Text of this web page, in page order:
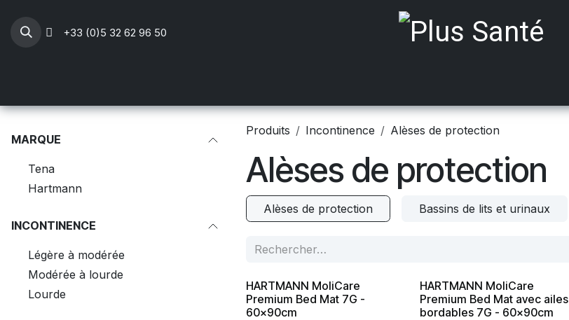
+33 (0)5 32 62 96 50
MARQUE
Tena
Hartmann
INCONTINENCE
Légère à modérée
Modérée à lourde
Lourde
Produits Incontinence Alèses de protection
Alèses de protection
Alèses de protection Bassins de lits et urinaux
HARTMANN MoliCare
Premium Bed Mat 7G -
60x90cm
HARTMANN MoliCare
Premium Bed Mat avec ailes
bordables 7G - 60x90cm